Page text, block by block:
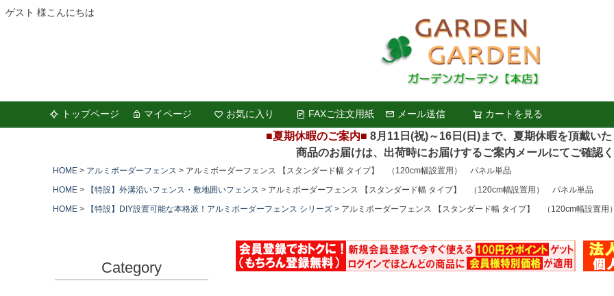
ゲスト 様こんにちは
トップページ マイページ お気に入り FAXご注文用紙 メール送信 カートを見る
検索
■夏期休暇のご案内■ 8月11日(祝)～16日(日)まで、夏期休暇を頂戴い
商品のお届けは、出荷時にお届けするご案内メールにてご確認く
HOME アルミボーダーフェンス
アルミボーダーフェンス 【スタンダード幅 タイプ】 （120cm幅設置用） パネル単品
HOME
【特設】外溝沿いフェンス・敷地囲いフェンス
アルミボーダーフェンス 【スタンダード幅 タイプ】 （120cm幅設置用） パネル単品
HOME
【特設】DIY設置可能な本格派！アルミボーダーフェンス シリーズ アルミボーダーフェンス 【スタンダード幅 タイプ】 （120cm幅設置
Category